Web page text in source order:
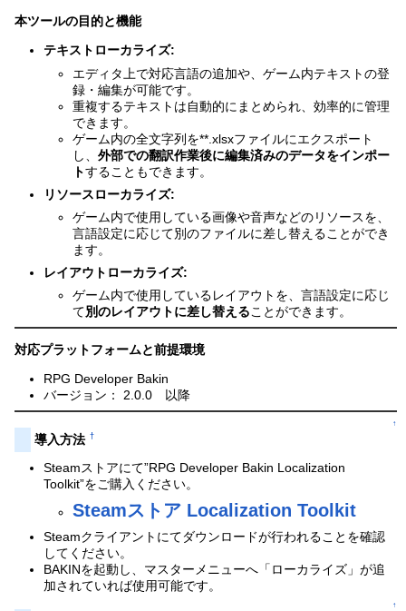
本ツールの目的と機能
テキストローカライズ:
エディタ上で対応言語の追加や、ゲーム内テキストの登
録・編集が可能です。
重複するテキストは自動的にまとめられ、効率的に管理
できます。
ゲーム内の全文字列を**.xlsxファイルにエクスポート
し、外部での翻訳作業後に編集済みのデータをインポー
トすることもできます。
リソースローカライズ:
ゲーム内で使用している画像や音声などのリソースを、
言語設定に応じて別のファイルに差し替えることができ
ます。
レイアウトローカライズ:
ゲーム内で使用しているレイアウトを、言語設定に応じ
て別のレイアウトに差し替えることができます。
対応プラットフォームと前提環境
RPG Developer Bakin
バージョン： 2.0.0 以降
↑
導入方法 †
Steamストアにて”RPG Developer Bakin Localization
Toolkit”をご購入ください。
Steamストア Localization Toolkit
Steamクライアントにてダウンロードが行われることを確認
してください。
BAKINを起動し、マスターメニューへ「ローカライズ」が追
加されていれば使用可能です。
↑